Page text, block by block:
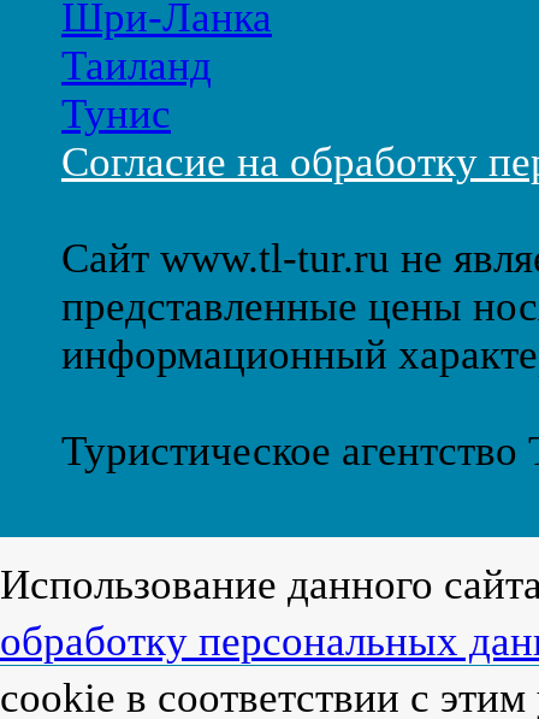
Шри-Ланка
Таиланд
Тунис
Согласие на обработку
Сайт www.tl-tur.ru не
представленные цены
информационный
Туристическое
Использование данного
обработку персональных
cookie в соответствии с